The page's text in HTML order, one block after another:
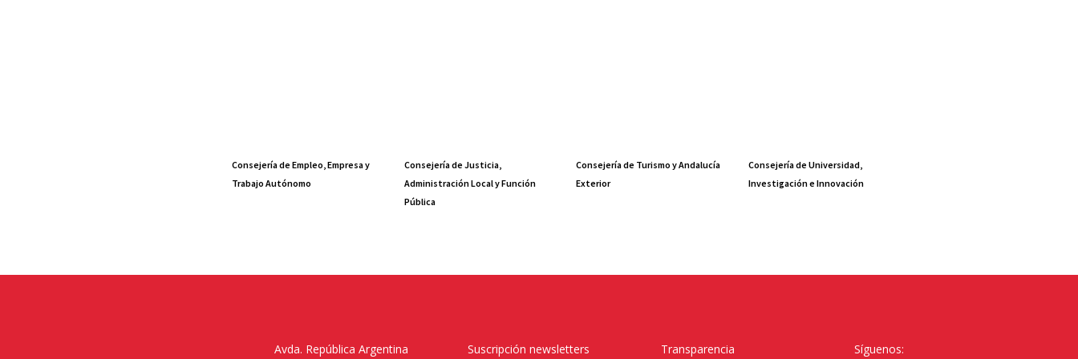
Consejería de Empleo, Empresa y
Trabajo Autónomo
Consejería de Justicia,
Administración Local y Función
Pública
Consejería de Turismo y Andalucía
Exterior
Consejería de Universidad,
Investigación e Innovación
Avda. República Argentina Suscripción newsletters Transparencia Síguenos: